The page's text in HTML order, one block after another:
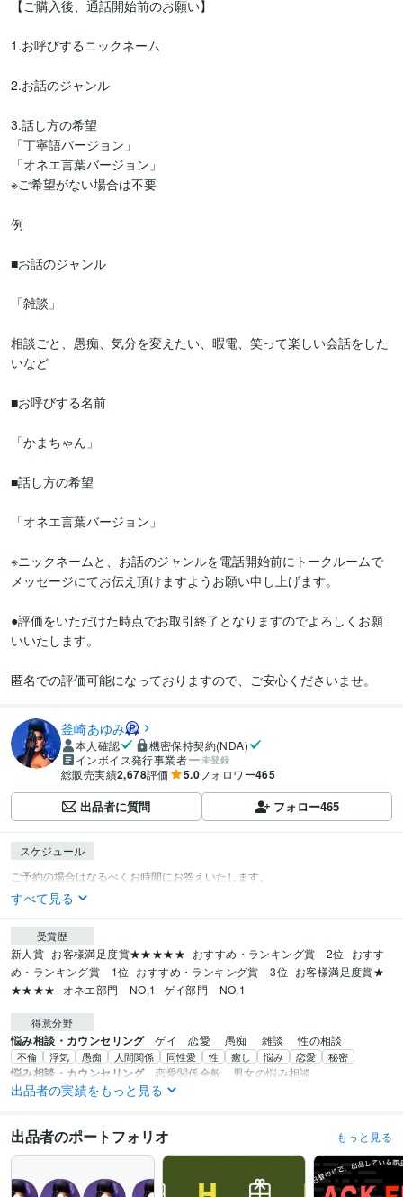
【ご購入後、通話開始前のお願い】
1.お呼びするニックネーム
2.お話のジャンル
3.話し方の希望
「丁寧語バージョン」
「オネエ言葉バージョン」
※ご希望がない場合は不要
例
■お話のジャンル
「雑談」
相談ごと、愚痴、気分を変えたい、暇電、笑って楽しい会話をした
いなど
■お呼びする名前
「かまちゃん」
■話し方の希望
「オネエ言葉バージョン」
※ニックネームと、お話のジャンルを電話開始前にトークルームで
メッセージにてお伝え頂けますようお願い申し上げます。
●評価をいただけた時点でお取引終了となりますのでよろしくお願
いいたします。
匿名での評価可能になっておりますので、ご安心くださいませ。
釜崎あゆみ
本人確認
機密保持契約(NDA)
インボイス発行事業者
未登録
総販売実績2,678評価 5.0フォロワー465
出品者に質問 フォロー465
スケジュール
すべて見る
受賞歴
新人賞 お客様満足度賞★★★★★ おすすめ・ランキング賞　2位
おすす
め・ランキング賞　1位 おすすめ・ランキング賞　3位 お客様満足度賞★
★★★★
オネエ部門　NO,1 ゲイ部門　NO,1
得意分野
悩み相談・カウンセリング ゲイ　恋愛　 愚痴　 雑談 　性の相談
不倫 浮気 愚痴 人間関係 同性愛 性 癒し 悩み 恋愛 秘密
悩み相談・カウンセリング 恋愛関係全般　男女の悩み相談
性 恋人 不倫 浮気 不満 片思い
出品者の実績をもっと見る
出品者のポートフォリオ もっと見る